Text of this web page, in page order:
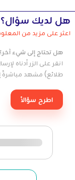
هل لديك سؤال؟
اعثر على مزيد من
هل تحتاج إلى شيء آخر؟
انقر على الزر أدناه
طلائع) مشهد مباشرةً
اطرح سؤالاً